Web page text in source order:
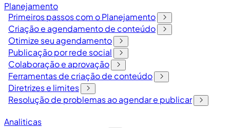
Planejamento
Primeiros passos com o Planejamento
Criação e agendamento de conteúdo
Otimize seu agendamento
Publicação por rede social
Colaboração e aprovação
Ferramentas de criação de conteúdo
Diretrizes e limites
Resolução de problemas ao agendar e publicar
Analiticas